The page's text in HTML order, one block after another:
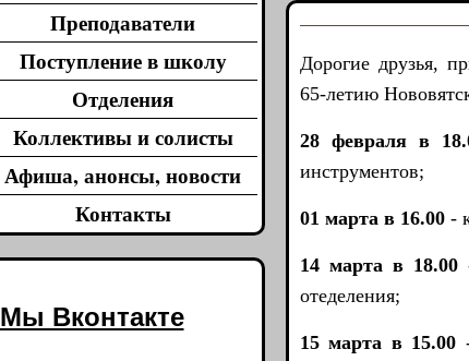
Преподаватели
Поступление в школу
Отделения
Коллективы и солисты
Афиша, анонсы, новости
Контакты
Мы Вконтакте
Дорогие друзья,
65-летию
28 февраля в
инструментов;
01 марта в 16.00-
14 марта в 18.00
отеделения;
15 марта в 15.00